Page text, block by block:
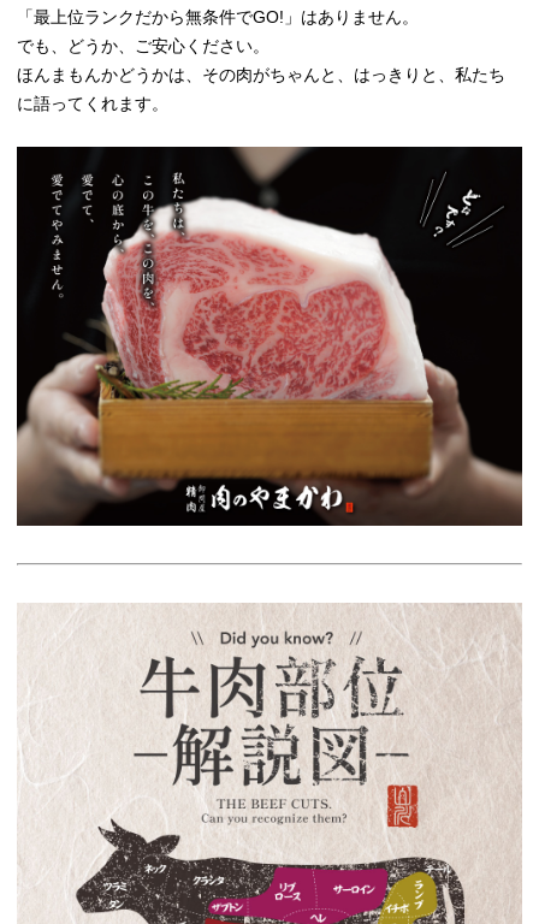
「最上位ランクだから無条件でGO!」はありません。
でも、どうか、ご安心ください。
ほんまもんかどうかは、その肉がちゃんと、はっきりと、私たち
に語ってくれます。